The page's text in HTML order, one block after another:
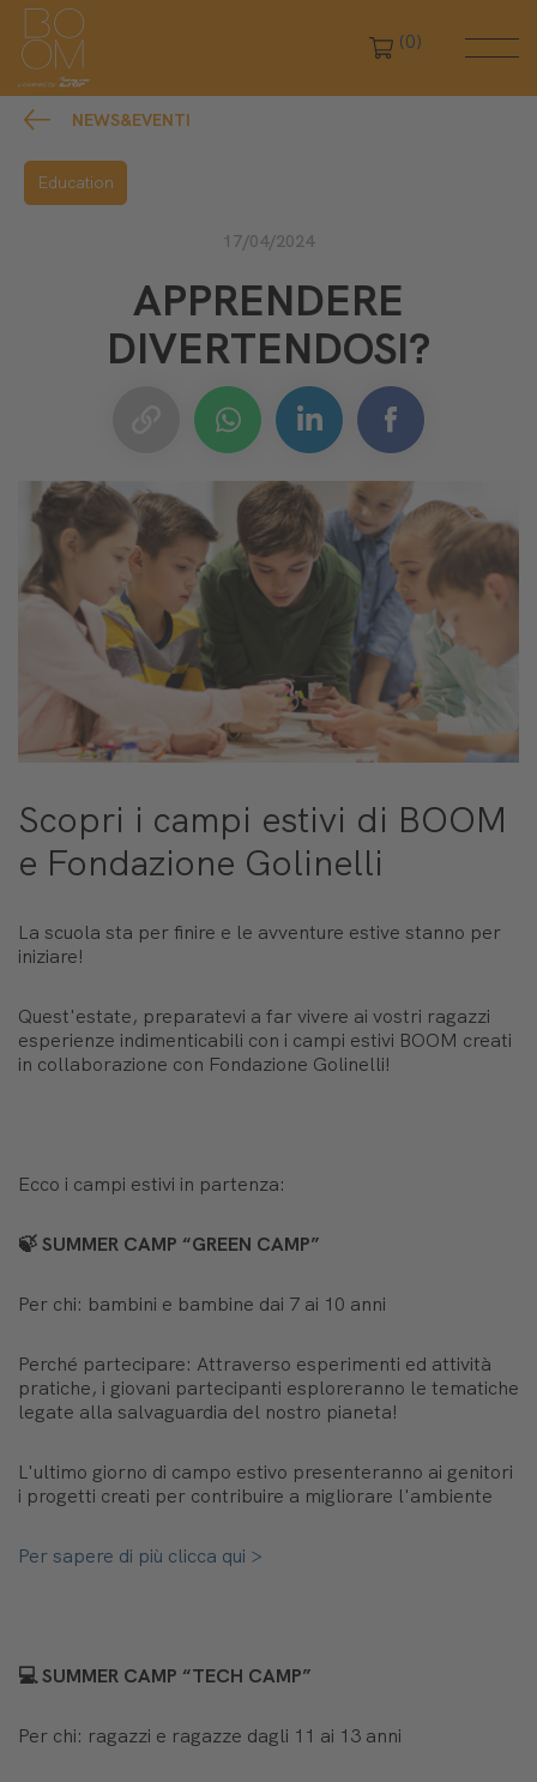
(0)
NEWS&EVENTI
Education
17/04/2024
APPRENDERE
DIVERTENDOSI?
Scopri i campi estivi di BOOM
e Fondazione Golinelli
La scuola sta per finire e le avventure estive stanno per
iniziare!
Quest'estate, preparatevi a far vivere ai vostri ragazzi
esperienze indimenticabili con i campi estivi BOOM creati
in collaborazione con Fondazione Golinelli!
Ecco i campi estivi in partenza:
🍃SUMMER CAMP “GREEN CAMP”
Per chi: bambini e bambine dai 7 ai 10 anni
Perché partecipare: Attraverso esperimenti ed attività
pratiche, i giovani partecipanti esploreranno le tematiche
legate alla salvaguardia del nostro pianeta!
L'ultimo giorno di campo estivo presenteranno ai genitori
i progetti creati per contribuire a migliorare l'ambiente
Per sapere di più clicca qui >
💻SUMMER CAMP “TECH CAMP”
Per chi: ragazzi e ragazze dagli 11 ai 13 anni